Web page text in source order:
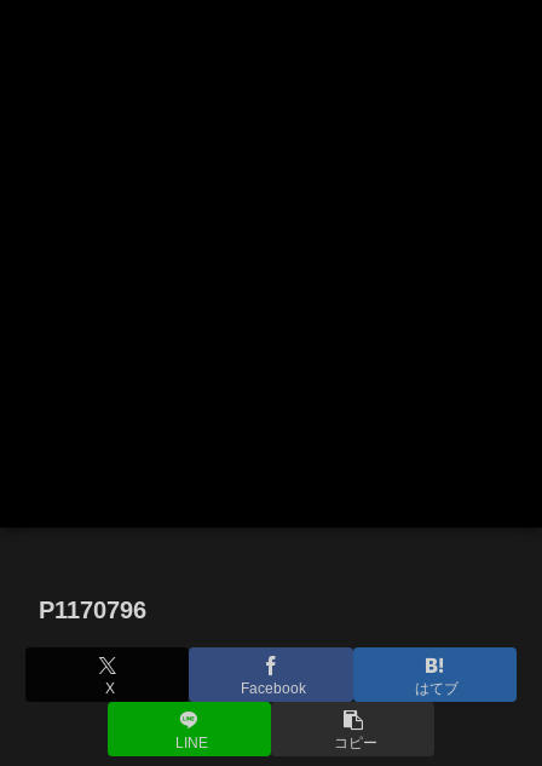
P1170796
X Facebook はてブ
LINE コピー